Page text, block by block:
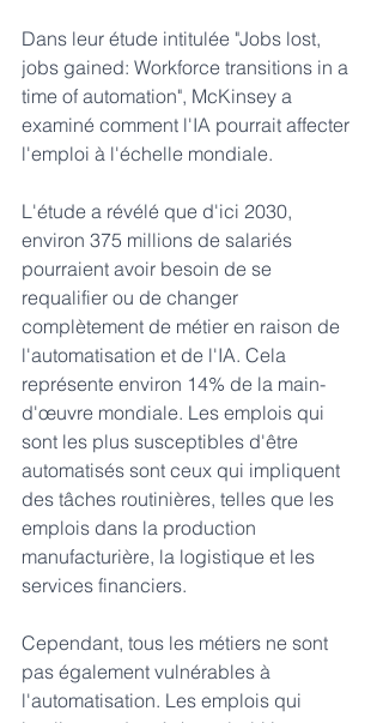
Dans leur étude intitulée "Jobs lost,
jobs gained: Workforce transitions in a
time of automation", McKinsey a
examiné comment l'IA pourrait affecter
l'emploi à l'échelle mondiale.
L'étude a révélé que d'ici 2030,
environ 375 millions de salariés
pourraient avoir besoin de se
requalifier ou de changer
complètement de métier en raison de
l'automatisation et de l'IA. Cela
représente environ 14% de la main-
d'œuvre mondiale. Les emplois qui
sont les plus susceptibles d'être
automatisés sont ceux qui impliquent
des tâches routinières, telles que les
emplois dans la production
manufacturière, la logistique et les
services financiers.
Cependant, tous les métiers ne sont
pas également vulnérables à
l'automatisation. Les emplois qui